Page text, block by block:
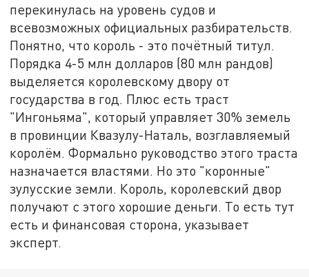
перекинулась на уровень судов и
всевозможных официальных разбирательств.
Понятно, что король - это почётный титул.
Порядка 4-5 млн долларов (80 млн рандов)
выделяется королевскому двору от
государства в год. Плюс есть траст
"Ингоньяма", который управляет 30% земель
в провинции Квазулу-Наталь, возглавляемый
королём. Формально руководство этого траста
назначается властями. Но это "коронные"
зулусские земли. Король, королевский двор
получают с этого хорошие деньги. То есть тут
есть и финансовая сторона, указывает
эксперт.